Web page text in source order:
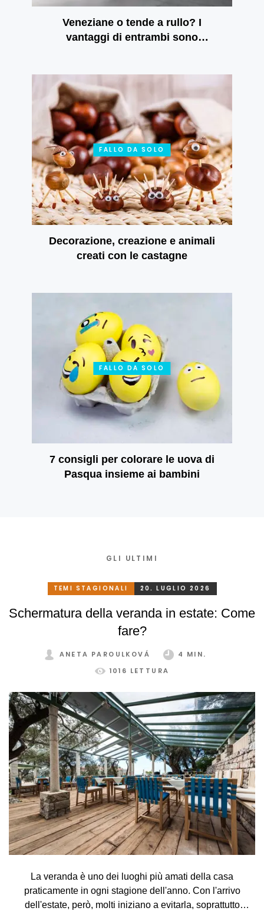
Veneziane o tende a rullo? I
vantaggi di entrambi sono
FALLO DA SOLO
Decorazione, creazione e animali
creati con le castagne
FALLO DA SOLO
7 consigli per colorare le uova di
Pasqua insieme ai bambini
GLI ULTIMI
TEMI STAGIONALI 20. LUGLIO 2026
Schermatura della veranda in estate: Come
fare?
ANETA PAROULKOVÁ
4 MIN.
1016 LETTURA
La veranda è uno dei luoghi più amati della casa
praticamente in ogni stagione dell'anno. Con l'arrivo
dell'estate, però, molti iniziano a evitarla, soprattutto